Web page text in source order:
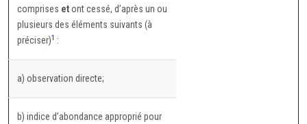
comprises etont cessé, d’après un ou
plusieurs des éléments suivants (à
préciser)1 :
a) observation directe;
b) indice d’abondance approprié pour